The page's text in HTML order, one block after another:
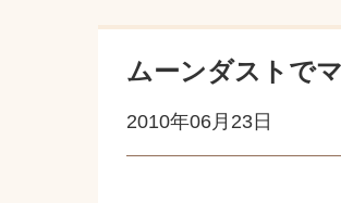
ムーンダストで
2010年06月23日